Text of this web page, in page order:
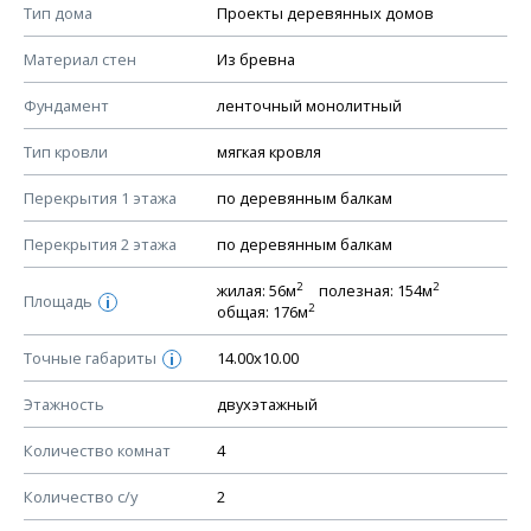
Тип дома Проекты деревянных домов
Материал стен Из бревна
Фундамент ленточный монолитный
Тип кровли мягкая кровля
Перекрытия 1 этажа по деревянным балкам
Перекрытия 2 этажа по деревянным балкам
Площадь i
жилая: 56м2 полезная: 154м2
общая: 176м2
Точные габариты i 14.00х10.00
Этажность двухэтажный
Количество комнат 4
Количество с/у 2
Смотрите советы по выбору материала в нашем
КОНСТРУКТИВНЫЕ РЕШЕНИЯ (КР)
Ведомость рабочих чертежей основного комплекта КР
План фундамента
Устройство фундамента, спецификация материалов
Планы перекрытий этажей, спецификация элементов
Устройство перекрытий
Устройство стен
Спецификация материалов стен
Схема расположения лаг чердака (если есть)
Схема расположения элементов стропил
Спецификация элементов стропил
Устройство стропильной системы
Узлы устройства кровли